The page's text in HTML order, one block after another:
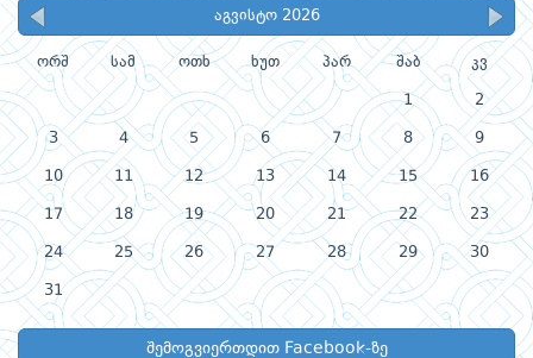
აგვისტო 2026
ორშ სამ ოთხ ხუთ პარ შაბ კვ
1 2
3 4 5 6 7 8 9
10 11 12 13 14 15 16
17 18 19 20 21 22 23
24 25 26 27 28 29 30
31
შემოგვიერთდით Facebook-ზე